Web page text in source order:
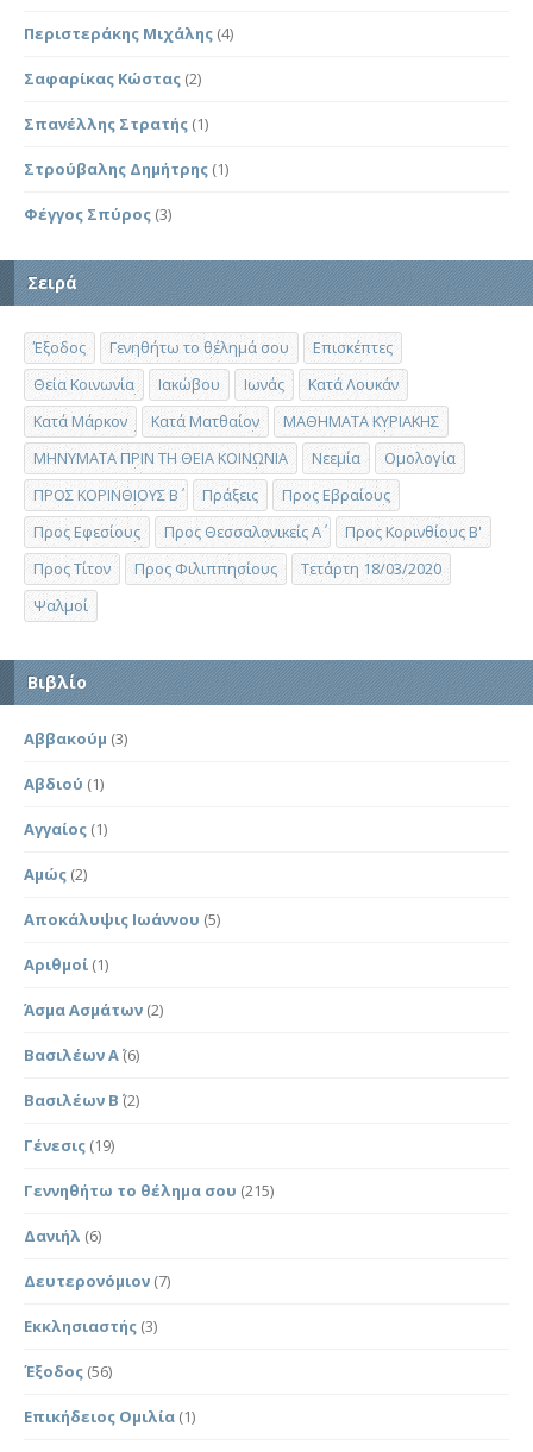
Περιστεράκης Μιχάλης (4)
Σαφαρίκας Κώστας (2)
Σπανέλλης Στρατής (1)
Στρούβαλης Δημήτρης (1)
Φέγγος Σπύρος (3)
Σειρά
Έξοδος Γενηθήτω το θέλημά σου
Επισκέπτες
Θεία Κοινωνία
Ιακώβου Ιωνάς
Κατά Λουκάν
Κατά Μάρκον
Κατά Ματθαίον
ΜΑΘΗΜΑΤΑ ΚΥΡΙΑΚΗΣ
ΜΗΝΥΜΑΤΑ ΠΡΙΝ ΤΗ ΘΕΙΑ ΚΟΙΝΩΝΙΑ
Νεεμία
Ομολογία
ΠΡΟΣ ΚΟΡΙΝΘΙΟΥΣ Β΄
Πράξεις
Προς Εβραίους
Προς Εφεσίους
Προς Θεσσαλονικείς Α΄
Προς Κορινθίους Β'
Προς Τίτον
Προς Φιλιππησίους
Τετάρτη 18/03/2020
Ψαλμοί
Βιβλίο
Αββακούμ (3)
Αβδιού (1)
Αγγαίος (1)
Αμώς (2)
Αποκάλυψις Ιωάννου (5)
Αριθμοί (1)
Άσμα Ασμάτων (2)
Βασιλέων Α΄(6)
Βασιλέων Β΄ (2)
Γένεσις (19)
Γεννηθήτω το θέλημα σου (215)
Δανιήλ (6)
Δευτερονόμιον (7)
Εκκλησιαστής (3)
Έξοδος (56)
Επικήδειος Ομιλία (1)